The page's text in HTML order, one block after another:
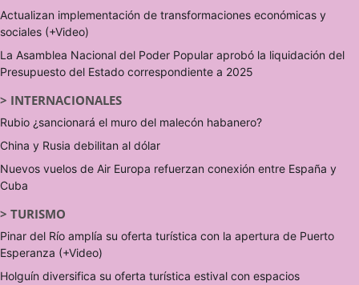
Actualizan implementación de transformaciones económicas y
sociales (+Video)
La Asamblea Nacional del Poder Popular aprobó la liquidación del
Presupuesto del Estado correspondiente a 2025
> INTERNACIONALES
Rubio ¿sancionará el muro del malecón habanero?
China y Rusia debilitan al dólar
Nuevos vuelos de Air Europa refuerzan conexión entre España y
Cuba
> TURISMO
Pinar del Río amplía su oferta turística con la apertura de Puerto
Esperanza (+Video)
Holguín diversifica su oferta turística estival con espacios